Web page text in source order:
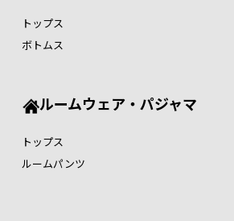
トップス
ボトムス
ルームウェア・パジャマ
トップス
ルームパンツ